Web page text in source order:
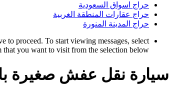
حراج اسواق السعودية
حراج عقارات المنطقة الغربية
حراج المدينة المنورة
to proceed. To start viewing messages, select
that you want to visit from the selection below.
سيارة نقل عفش صغيرة